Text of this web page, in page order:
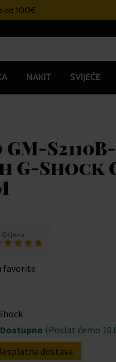
od 100€
NAKIT SVIJEĆE
G-Shock
Ocjena
favorite
Dostupno (Poslat ćemo
dostava